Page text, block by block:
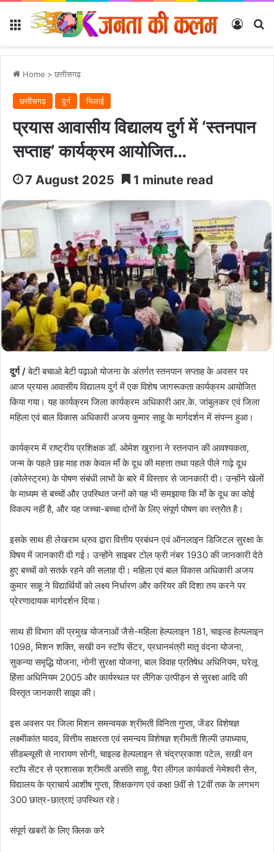
Menu Log In
Home > छत्तीसगढ़
छत्तीसगढ़ दुर्ग भिलाई
प्रयास आवासीय विद्यालय दुर्ग में ‘स्तनपान
सप्ताह’ कार्यक्रम आयोजित…
7 August 2025 1 minute read
दुर्ग /बेटी बचाओ बेटी पढ़ाओ योजना के अंतर्गत स्तनपान सप्ताह के अवसर पर
आज प्रयास आवासीय विद्यालय दुर्ग में एक विशेष जागरूकता कार्यक्रम आयोजित
किया गया। यह कार्यक्रम जिला कार्यक्रम अधिकारी आर.के. जांबुलकर एवं जिला
महिला एवं बाल विकास अधिकारी अजय कुमार साहू के मार्गदर्शन में संपन्न हुआ।
कार्यक्रम में राष्ट्रीय प्रशिक्षक डॉ. ओमेश खुराना ने स्तनपान की आवश्यकता,
जन्म के पहले छह माह तक केवल माँ के दूध की महत्ता तथा पहले पीले गाढ़े दूध
(कोलेस्ट्रम) के पोषण संबंधी लाभों के बारे में विस्तार से जानकारी दी। उन्होंने खेलों
के माध्यम से बच्चों और उपस्थित जनों को यह भी समझाया कि माँ के दूध का कोई
विकल्प नहीं है, और यह जच्चा-बच्चा दोनों के लिए संपूर्ण पोषण का स्त्रोेत है।
इसके साथ ही लेखराम ध्रुव द्वारा वित्तीय प्रबंधन एवं ऑनलाइन डिजिटल सुरक्षा के
विषय में जानकारी दी गई। उन्होंने साइबर टोल फ्री नंबर 1930 की जानकारी देते
हुए बच्चों को सतर्क रहने की सलाह दी। महिला एवं बाल विकास अधिकारी अजय
कुमार साहू ने विद्यार्थियों को लक्ष्य निर्धारण और करियर की दिशा तय करने पर
प्रेरणादायक मार्गदर्शन दिया।
साथ ही विभाग की प्रमुख योजनाओं जैसे-महिला हेल्पलाइन 181, चाइल्ड हेल्पलाइन
1098, मिशन शक्ति, सखी वन स्टॉप सेंटर, प्रधानमंत्री मातृ वंदना योजना,
सुकन्या समृद्धि योजना, नोनी सुरक्षा योजना, बाल विवाह प्रतिषेध अधिनियम, घरेलू
हिंसा अधिनियम 2005 और कार्यस्थल पर लैंगिक उत्पीड़न से सुरक्षा आदि की
विस्तृत जानकारी साझा की।
इस अवसर पर जिला मिशन समन्वयक श्रीमती विनिता गुप्ता, जेंडर विशेषज्ञ
लक्ष्मीकांत यादव, वित्तीय साक्षरता एवं समन्वय विशेषज्ञ श्रीमती शिल्पी उपाध्याय,
सीडब्ल्यूसी से नारायण सोनी, चाइल्ड हेल्पलाइन से चंद्रप्रकाश पटेल, सखी वन
स्टॉप सेंटर से प्रशासक श्रीमती असंति साहू, पैरा लीगल कार्यकर्ता नेमेश्वरी सेन,
विद्यालय के प्राचार्य आशीष गुप्ता, शिक्षकगण एवं कक्षा 9वीं से 12वीं तक के लगभग
300 छात्र-छात्राएं उपस्थित रहे।
संपूर्ण खबरों के लिए क्लिक करे